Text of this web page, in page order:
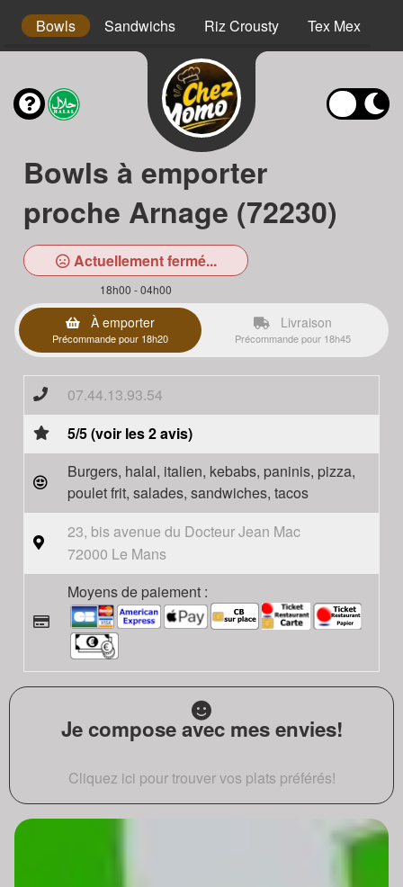
Bowls Sandwichs Riz Crousty Tex Mex
Bowls à emporter
proche Arnage (72230)
Actuellement fermé...
18h00 - 04h00
À emporter
Précommande pour 18h20
Livraison
Précommande pour 18h45
07.44.13.93.54
5/5 (voir les 2 avis)
Burgers, halal, italien, kebabs, paninis, pizza,
poulet frit, salades, sandwiches, tacos
23, bis avenue du Docteur Jean Mac
72000 Le Mans
Moyens de paiement :
Je compose avec mes envies!
Cliquez ici pour trouver vos plats préférés!